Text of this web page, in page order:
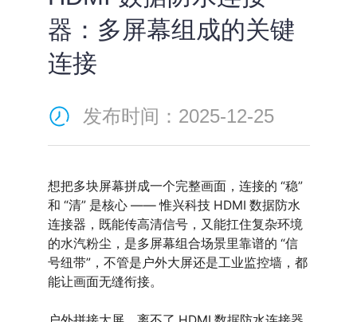
器：多屏幕组成的关键
连接
发布时间：2025-12-25
想把多块屏幕拼成一个完整画面，连接的 “稳”
和 “清” 是核心 —— 惟兴科技 HDMI 数据防水
连接器，既能传高清信号，又能扛住复杂环境
的水汽粉尘，是多屏幕组合场景里靠谱的 “信
号纽带”，不管是户外大屏还是工业监控墙，都
能让画面无缝衔接。